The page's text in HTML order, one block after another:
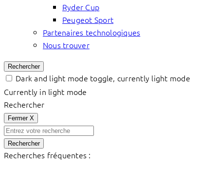
Ryder Cup
Peugeot Sport
Partenaires technologiques
Nous trouver
Rechercher
Dark and light mode toggle, currently light mode
Currently in light mode
Rechercher
Fermer X
Rechercher
Recherches fréquentes :